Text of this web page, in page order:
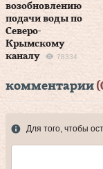
возобновлению
подачи воды по
Северо-
Крымскому
каналу
78334
комментарии
Для того, чтобы